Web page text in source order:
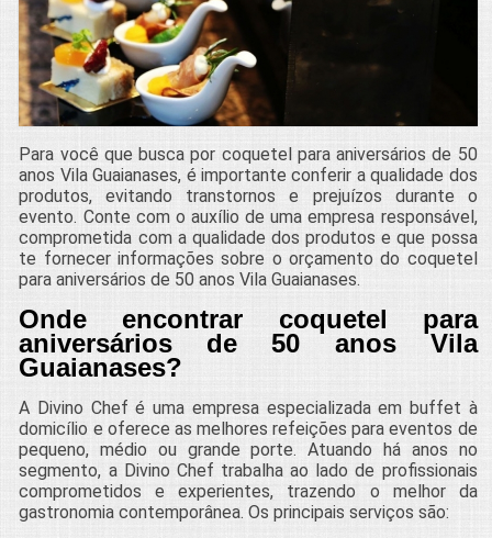
Para você que busca por coquetel para aniversários de 50
anos Vila Guaianases, é importante conferir a qualidade dos
produtos, evitando transtornos e prejuízos durante o
evento. Conte com o auxílio de uma empresa responsável,
comprometida com a qualidade dos produtos e que possa
te fornecer informações sobre o orçamento do coquetel
para aniversários de 50 anos Vila Guaianases.
Onde encontrar coquetel para
aniversários de 50 anos Vila
Guaianases?
A Divino Chef é uma empresa especializada em buffet à
domicílio e oferece as melhores refeições para eventos de
pequeno, médio ou grande porte. Atuando há anos no
segmento, a Divino Chef trabalha ao lado de profissionais
comprometidos e experientes, trazendo o melhor da
gastronomia contemporânea. Os principais serviços são: